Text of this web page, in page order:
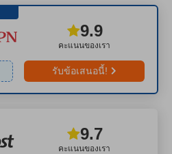
คะแนนของเรา
9.9
รับข้อเสนอนี้!
คะแนนของเรา
9.7